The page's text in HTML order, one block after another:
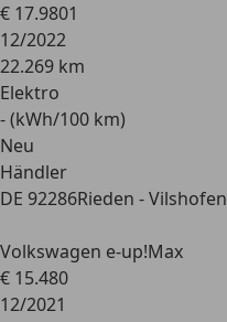
€ 17.9801
12/2022
22.269 km
Elektro
- (kWh/100 km)
Neu
Händler
DE 92286Rieden - Vilshofen
Volkswagen e-up!Max
€ 15.480
12/2021